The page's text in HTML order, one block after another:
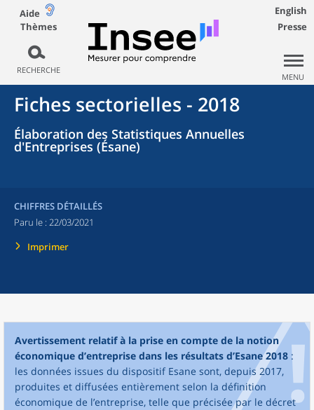
Aide
Thèmes
RECHERCHE
English
Presse
MENU
Fiches sectorielles - 2018
Élaboration des Statistiques Annuelles
d'Entreprises (Ésane)
CHIFFRES DÉTAILLÉS
Paru le : 22/03/2021
Imprimer
Avertissement relatif à la prise en compte de la notion
économique d’entreprise dans les résultats d’Esane 2018 :
les données issues du dispositif Esane sont, depuis 2017,
produites et diffusées entièrement selon la définition
économique de l’entreprise, telle que précisée par le décret